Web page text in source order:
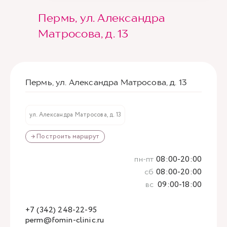
Пермь, ул. Александра
Матросова, д. 13
Пермь, ул. Александра Матросова, д. 13
ул. Александра Матросова, д. 13
→ Построить маршрут
perm@fomin-clinic.ru
+7 (342) 248-22-95
пн-пт 08:00-20:00
сб 08:00-20:00
вс 09:00-18:00